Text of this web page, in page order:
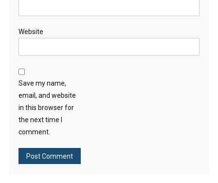
Website
Save my name,
email, and website
in this browser for
the next time I
comment.